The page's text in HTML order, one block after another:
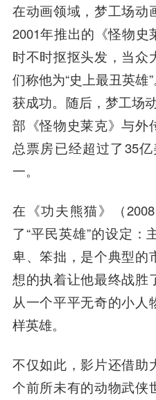
在动画领域，梦工场动
2001年推出的《怪物
时不时抠抠头发，当众
们称他为“史上最丑英雄
获成功。随后，梦工场
部《怪物史莱克》与外
总票房已经超过了35
一。
在《功夫熊猫》（
了“平民英雄”的设定：
卑、笨拙，是个典型的
想的执着让他最终战胜
从一个平平无奇的小人
样英雄。
不仅如此，影片还借助
个前所未有的动物武侠